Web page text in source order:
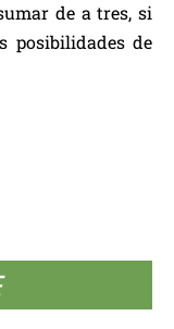
de a tres, si
posibilidades de